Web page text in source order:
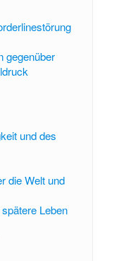
gegenüber
und des
die Welt und
Leben